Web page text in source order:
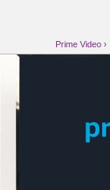
Prime Video